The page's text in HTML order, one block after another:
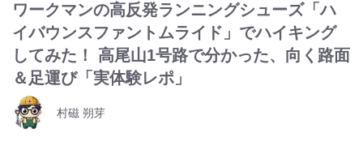
ワークマンの高反発ランニングシューズ「ハ
イバウンスファントムライド」でハイキング
してみた！ 高尾山1号路で分かった、向く路面
＆足運び「実体験レポ」
村磁 朔芽